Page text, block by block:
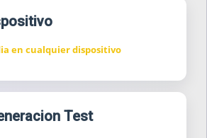
en cualquier dispositivo
Test